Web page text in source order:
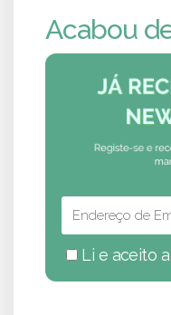
Acabou
Li e aceito a